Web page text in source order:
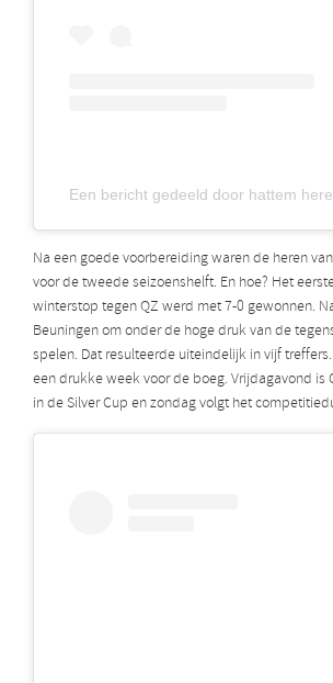
Na een goede voorbereiding waren de heren
voor de tweede seizoenshelft. En hoe? Het
winterstop tegen QZ werd met 7-0 gewonnen.
Beuningen om onder de hoge druk van de
spelen. Dat resulteerde uiteindelijk in vijf
een drukke week voor de boeg. Vrijdagavond is
in de Silver Cup en zondag volgt het